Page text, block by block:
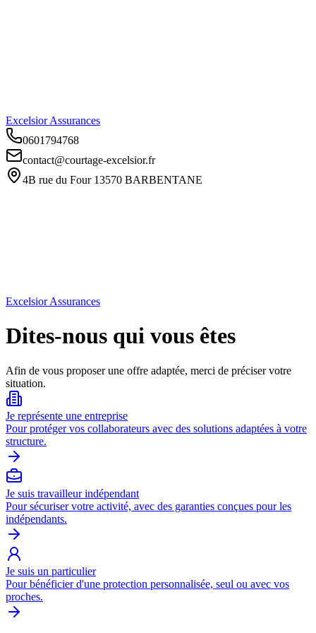
Excelsior Assurances
0601794768
contact@courtage-excelsior.fr
4B rue du Four 13570 BARBENTANE
Excelsior Assurances
Dites-nous qui vous êtes
Afin de vous proposer une offre adaptée, merci de préciser votre
situation.
Je représente une entreprise
Pour protéger vos collaborateurs avec des solutions adaptées à votre
structure.
Je suis travailleur indépendant
Pour sécuriser votre activité, avec des garanties conçues pour les
indépendants.
Je suis un particulier
Pour bénéficier d'une protection personnalisée, seul ou avec vos
proches.